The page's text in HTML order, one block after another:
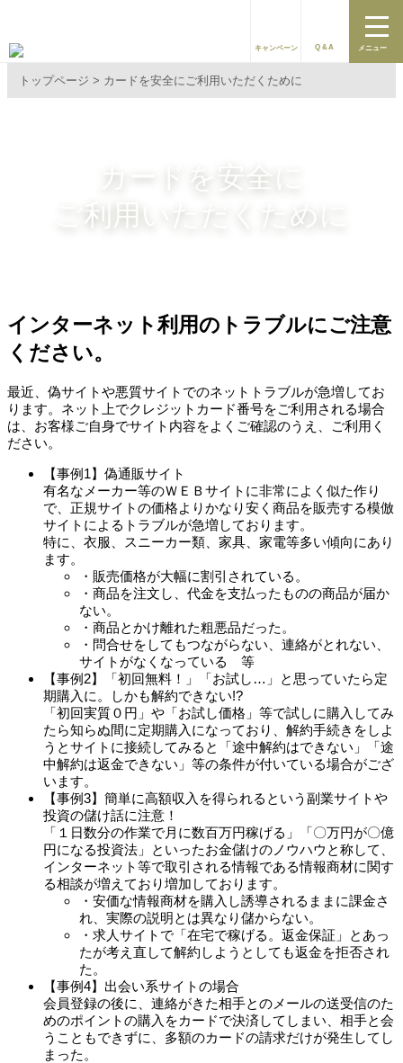
キャンペーン Q&A メニュー
トップページ カードを安全にご利用いただくために
カードを安全に
ご利用いただくために
インターネット利用のトラブルにご注意
ください。
最近、偽サイトや悪質サイトでのネットトラブルが急増してお
ります。ネット上でクレジットカード番号をご利用される場合
は、お客様ご自身でサイト内容をよくご確認のうえ、ご利用く
ださい。
【事例1】偽通販サイト
有名なメーカー等のＷＥＢサイトに非常によく似た作り
で、正規サイトの価格よりかなり安く商品を販売する模倣
サイトによるトラブルが急増しております。
特に、衣服、スニーカー類、家具、家電等多い傾向にあり
ます。
・販売価格が大幅に割引されている。
・商品を注文し、代金を支払ったものの商品が届か
ない。
・商品とかけ離れた粗悪品だった。
・問合せをしてもつながらない、連絡がとれない、
サイトがなくなっている 等
【事例2】「初回無料！」「お試し…」と思っていたら定
期購入に。しかも解約できない!?
「初回実質０円」や「お試し価格」等で試しに購入してみ
たら知らぬ間に定期購入になっており、解約手続きをしよ
うとサイトに接続してみると「途中解約はできない」「途
中解約は返金できない」等の条件が付いている場合がござ
います。
【事例3】簡単に高額収入を得られるという副業サイトや
投資の儲け話に注意！
「１日数分の作業で月に数百万円稼げる」「〇万円が〇億
円になる投資法」といったお金儲けのノウハウと称して、
インターネット等で取引される情報である情報商材に関す
る相談が増えており増加しております。
・安価な情報商材を購入し誘導されるままに課金さ
れ、実際の説明とは異なり儲からない。
・求人サイトで「在宅で稼げる。返金保証」とあっ
たが考え直して解約しようとしても返金を拒否され
た。
【事例4】出会い系サイトの場合
会員登録の後に、連絡がきた相手とのメールの送受信のた
めのポイントの購入をカードで決済してしまい、相手と会
うこともできずに、多額のカードの請求だけが発生してし
まった。